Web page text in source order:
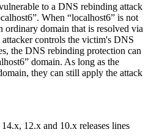
to a DNS rebinding attack
When “localhost6” is not
ordinary domain that is resolved via
controls the victim's DNS
the DNS rebinding protection can
domain. As long as the
they can still apply the attack
12.x and 10.x releases lines